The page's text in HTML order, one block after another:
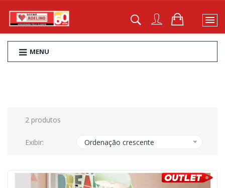
MENU
2 produtos
Exibir: Ordenação crescente